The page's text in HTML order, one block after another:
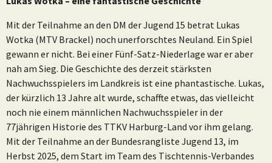
Mit der Teilnahme an den DM der Jugend 15 betrat Lukas
Wotka (MTV Brackel) noch unerforschtes Neuland. Ein Spiel
gewann er nicht. Bei einer Fünf-Satz-Niederlage war er aber
nah am Sieg. Die Geschichte des derzeit stärksten
Nachwuchsspielers im Landkreis ist eine phantastische. Lukas,
der kürzlich 13 Jahre alt wurde, schaffte etwas, das vielleicht
noch nie einem männlichen Nachwuchsspieler in der
77jährigen Historie des TTKV Harburg-Land vor ihm gelang.
Mit der Teilnahme an der Bundesrangliste Jugend 13, im
Herbst 2025, dem Start im Team des Tischtennis-Verbandes